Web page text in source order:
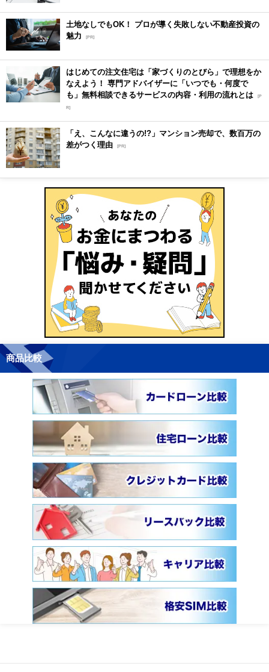
土地なしでもOK！ プロが導く失敗しない不動産投資の
魅力
[PR]
はじめての注文住宅は「家づくりのとびら」で理想をか
なえよう！ 専門アドバイザーに「いつでも・何度で
も」無料相談できるサービスの内容・利用の流れとは [P
R]
「え、こんなに違うの!?」マンション売却で、数百万の
差がつく理由 [PR]
商品比較